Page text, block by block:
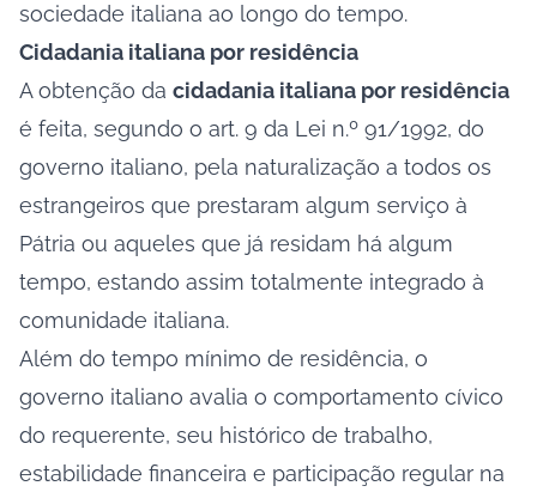
sociedade italiana ao longo do tempo.
Cidadania italiana por residência
A obtenção da cidadania italiana por residência
é feita, segundo o art. 9 da Lei n.º 91/1992, do
governo italiano, pela naturalização a todos os
estrangeiros que prestaram algum serviço à
Pátria ou aqueles que já residam há algum
tempo, estando assim totalmente integrado à
comunidade italiana.
Além do tempo mínimo de residência, o
governo italiano avalia o comportamento cívico
do requerente, seu histórico de trabalho,
estabilidade financeira e participação regular na